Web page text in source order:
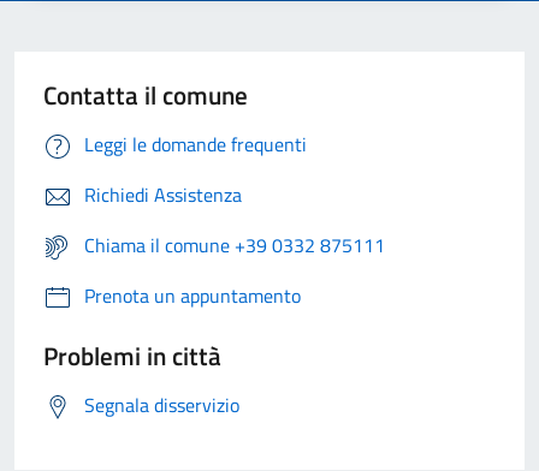
Contatta il comune
Leggi le domande frequenti
Richiedi Assistenza
Chiama il comune +39 0332 875111
Prenota un appuntamento
Problemi in città
Segnala disservizio